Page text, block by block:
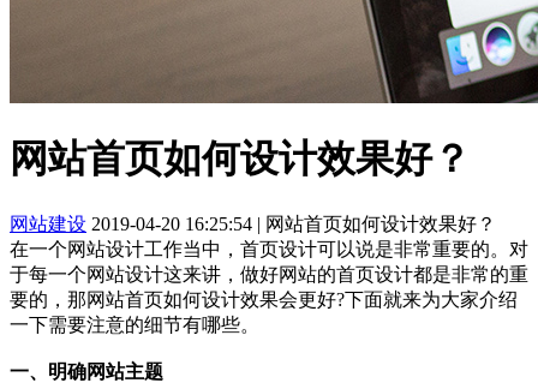
网站首页如何设计效果好？
网站建设 2019-04-20 16:25:54 | 网站首页如何设计效果好？
在一个网站设计工作当中，首页设计可以说是非常重要的。对
于每一个网站设计这来讲，做好网站的首页设计都是非常的重
要的，那网站首页如何设计效果会更好?下面就来为大家介绍
一下需要注意的细节有哪些。
一、明确网站主题